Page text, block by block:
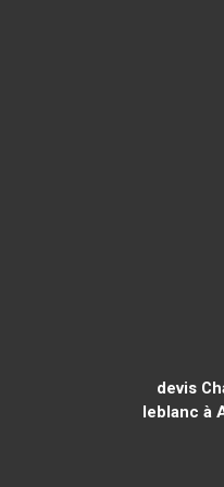
devis
leblanc à